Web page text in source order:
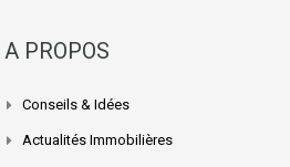
A PROPOS
Conseils & Idées
Actualités Immobilières